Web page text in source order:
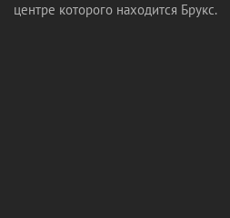
центре которого находится Брукс.